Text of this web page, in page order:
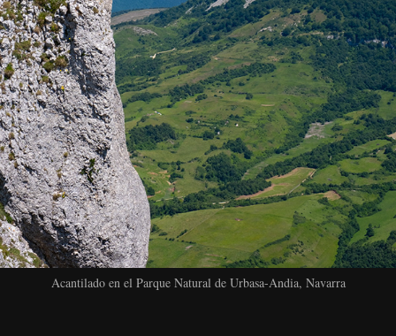
Acantilado en el Parque Natural de Urbasa-Andia, Navarra